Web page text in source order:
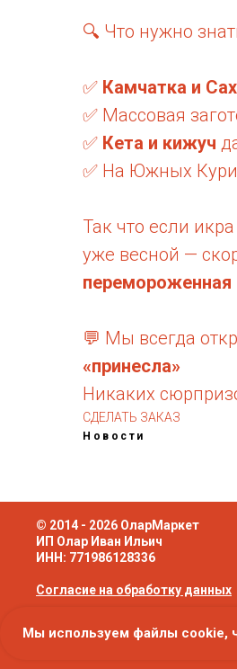
🔍 Что нужно
✅ Камчатка и
✅ Массовая
✅ Кета и кижуч
✅ На Южных
Так что если
уже весной —
перемороженная
💬 Мы всегда
«принесла»
Никаких
СДЕЛАТЬ ЗАКАЗ
Новости
© 2014 - 2026 ОларМаркет
ИП Олар Иван Ильич
ИНН: 771986128336
Согласие на обработку данных
персональных данных
Мы используем файлы cookie,